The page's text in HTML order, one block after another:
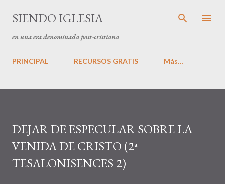
Ir al contenido principal
SIENDO IGLESIA
en una era denominada post-cristiana
PRINCIPAL RECURSOS GRATIS Más…
DEJAR DE ESPECULAR SOBRE LA
VENIDA DE CRISTO (2ª
TESALONISENCES 2)